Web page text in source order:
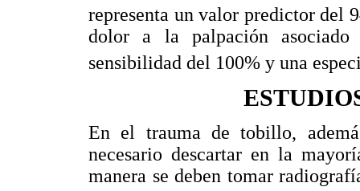
representa un valor predictor del
dolor a la palpación
sensibilidad del 100% y una
En el trauma de tobillo,
necesario descartar en la
manera se deben tomar